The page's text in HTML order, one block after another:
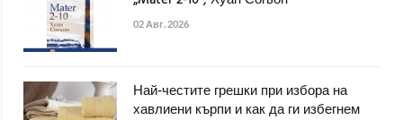
02 Авг. 2026
Най-честите грешки при избора на
хавлиени кърпи и как да ги избегнем